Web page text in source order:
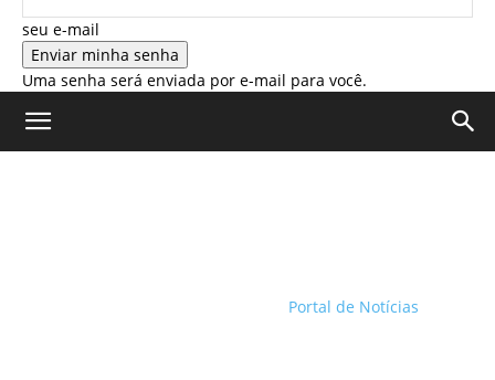
seu e-mail
Uma senha será enviada por e-mail para você.
Portal de Notícias